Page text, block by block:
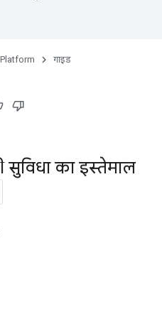
गाइड
सुविधा का इस्तेमाल